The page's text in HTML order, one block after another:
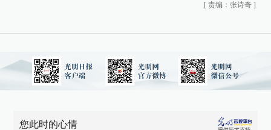
[ 责编：张诗奇 ]
您此时的心情